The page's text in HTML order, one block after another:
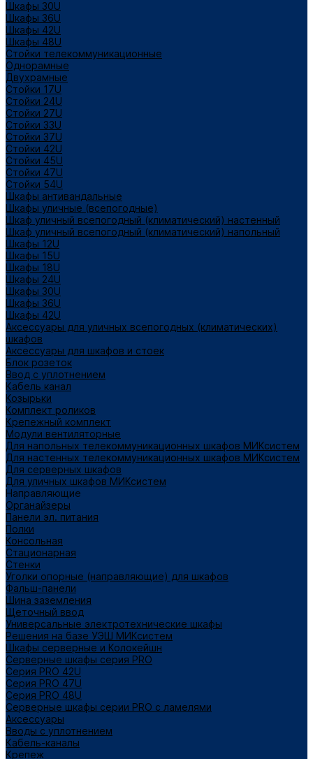
Шкафы 30U
Шкафы 36U
Шкафы 42U
Шкафы 48U
Стойки телекоммуникационные
Однорамные
Двухрамные
Стойки 17U
Стойки 24U
Стойки 27U
Стойки 33U
Стойки 37U
Стойки 42U
Стойки 45U
Стойки 47U
Стойки 54U
Шкафы антивандальные
Шкафы уличные (всепогодные)
Шкаф уличный всепогодный (климатический) настенный
Шкаф уличный всепогодный (климатический) напольный
Шкафы 12U
Шкафы 15U
Шкафы 18U
Шкафы 24U
Шкафы 30U
Шкафы 36U
Шкафы 42U
Аксессуары для уличных всепогодных (климатических)
шкафов
Аксессуары для шкафов и стоек
Блок розеток
Ввод с уплотнением
Кабель канал
Козырьки
Комплект роликов
Крепежный комплект
Модули вентиляторные
Для напольных телекоммуникационных шкафов МИКсистем
Для настенных телекоммуникационных шкафов МИКсистем
Для серверных шкафов
Для уличных шкафов МИКсистем
Направляющие
Органайзеры
Панели эл. питания
Полки
Консольная
Стационарная
Стенки
Уголки опорные (направляющие) для шкафов
Фальш-панели
Шина заземления
Щеточный ввод
Универсальные электротехнические шкафы
Решения на базе УЭШ МИКсистем
Шкафы серверные и Колокейшн
Серверные шкафы серия PRO
Серия PRO 42U
Серия PRO 47U
Серия PRO 48U
Серверные шкафы серии PRO с ламелями
Аксессуары
Вводы с уплотнением
Кабель-каналы
Крепеж